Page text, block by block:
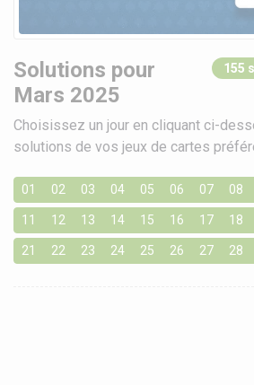
Solutions pour
Mars 2025
155
Choisissez un jour en cliquant ci-
solutions de vos jeux de cartes
01 02 03 04 05 06 07 08
11 12 13 14 15 16 17 18
21 22 23 24 25 26 27 28